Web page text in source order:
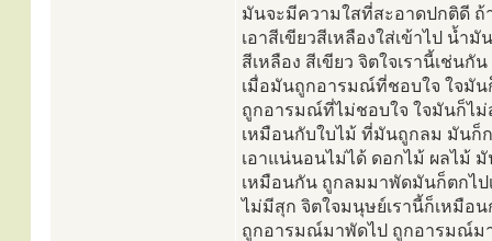
มันจะมีความใสที่สะอาดปกติดี ถ้
เอาสีเขียวสีเหลืองใส่เข้าไป น้ำมั
สีเหลือง สีเขียว จิตใจเรานี้เช่นกั
เมื่อมันถูกอารมณ์ที่ชอบใจ ใจมัน
ถูกอารมณ์ที่ไม่ชอบใจ ใจมันก็ไม่
เหมือนกับใบไม้ ที่มันถูกลม มันก็
เอาแน่นอนไม่ได้ ดอกไม้ ผลไม้
เหมือนกัน ถูกลมมาพัดมันก็ตกไป
ไม่มีสุก จิตใจมนุษย์เรานี้ก็เหมือ
ถูกอารมณ์มาพัดไป ถูกอารมณ์ม